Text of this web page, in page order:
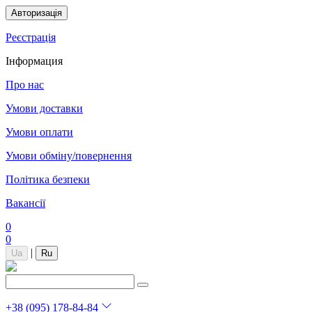
Авторизація
Реєстрація
Інформация
Про нас
Умови доставки
Умови оплати
Умови обміну/повернення
Політика безпеки
Вакансії
0
0
Ua | Ru
+38 (095) 178-84-84